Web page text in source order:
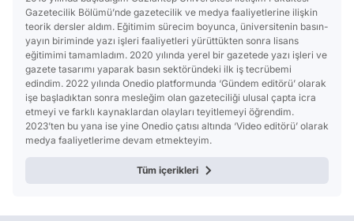
Gazetecilik Bölümü’nde gazetecilik ve medya faaliyetlerine ilişkin
teorik dersler aldım. Eğitimim sürecim boyunca, üniversitenin basın-
yayın biriminde yazı işleri faaliyetleri yürüttükten sonra lisans
eğitimimi tamamladım. 2020 yılında yerel bir gazetede yazı işleri ve
gazete tasarımı yaparak basın sektöründeki ilk iş tecrübemi
edindim. 2022 yılında Onedio platformunda ‘Gündem editörü’ olarak
işe başladıktan sonra mesleğim olan gazeteciliği ulusal çapta icra
etmeyi ve farklı kaynaklardan olayları teyitlemeyi öğrendim.
2023’ten bu yana ise yine Onedio çatısı altında ‘Video editörü’ olarak
medya faaliyetlerime devam etmekteyim.
Tüm içerikleri